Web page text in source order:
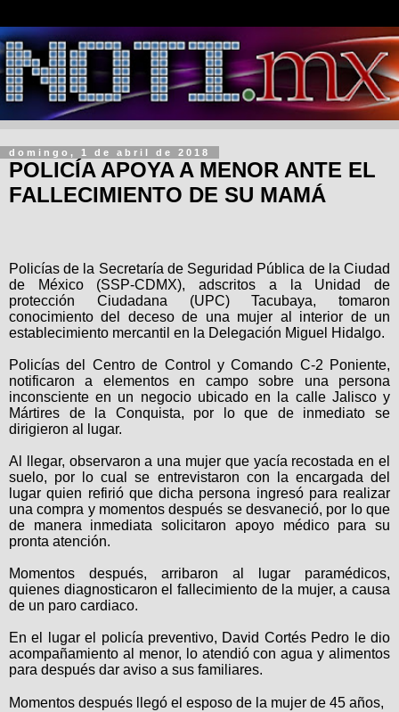
domingo, 1 de abril de 2018
POLICÍA APOYA A MENOR ANTE EL
FALLECIMIENTO DE SU MAMÁ
Policías de la Secretaría de Seguridad Pública de la Ciudad
de México (SSP-CDMX), adscritos a la Unidad de
protección Ciudadana (UPC) Tacubaya, tomaron
conocimiento del deceso de una mujer al interior de un
establecimiento mercantil en la Delegación Miguel Hidalgo.
Policías del Centro de Control y Comando C-2 Poniente,
notificaron a elementos en campo sobre una persona
inconsciente en un negocio ubicado en la calle Jalisco y
Mártires de la Conquista, por lo que de inmediato se
dirigieron al lugar.
Al llegar, observaron a una mujer que yacía recostada en el
suelo, por lo cual se entrevistaron con la encargada del
lugar quien refirió que dicha persona ingresó para realizar
una compra y momentos después se desvaneció, por lo que
de manera inmediata solicitaron apoyo médico para su
pronta atención.
Momentos después, arribaron al lugar paramédicos,
quienes diagnosticaron el fallecimiento de la mujer, a causa
de un paro cardiaco.
En el lugar el policía preventivo, David Cortés Pedro le dio
acompañamiento al menor, lo atendió con agua y alimentos
para después dar aviso a sus familiares.
Momentos después llegó el esposo de la mujer de 45 años,